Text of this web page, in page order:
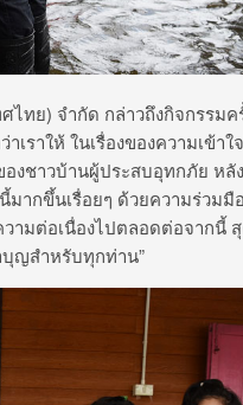
ทย) จำกัด กล่าวถึงกิจกรรมค
เราให้ ในเรื่องของความเข้าใ
งชาวบ้านผู้ประสบอุทกภัย หลั
มากขึ้นเรื่อยๆ ด้วยความร่วมมื
วามต่อเนื่องไปตลอดต่อจากนี้
ญสำหรับทุกท่าน”